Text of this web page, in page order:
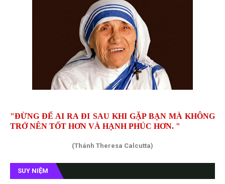
"ĐỪNG ĐỂ AI RA ĐI SAU KHI GẶP BẠN MÀ KHÔNG
TRỞ NÊN TỐT HƠN VÀ HẠNH PHÚC HƠN. "
(Thánh Theresa Calcutta)
SUY NIỆM